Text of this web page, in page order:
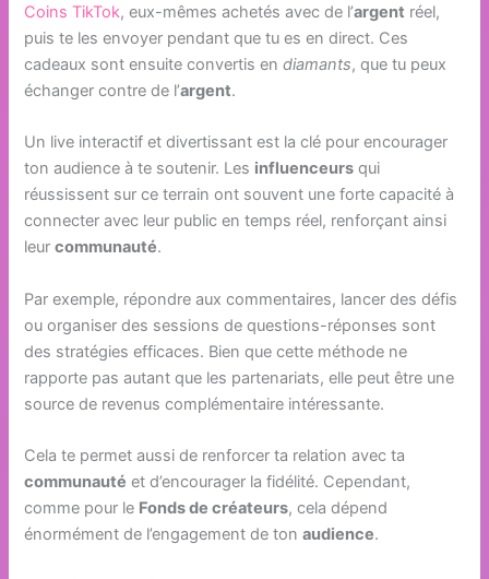
Coins TikTok, eux-mêmes achetés avec de l’argent réel,
puis te les envoyer pendant que tu es en direct. Ces
cadeaux sont ensuite convertis endiamants, que tu peux
échanger contre de l’argent.
Un live interactif et divertissant est la clé pour encourager
ton audience à te soutenir. Les influenceurs qui
réussissent sur ce terrain ont souvent une forte capacité à
connecter avec leur public en temps réel, renforçant ainsi
leurcommunauté.
Par exemple, répondre aux commentaires, lancer des défis
ou organiser des sessions de questions-réponses sont
des stratégies efficaces. Bien que cette méthode ne
rapporte pas autant que les partenariats, elle peut être une
source de revenus complémentaire intéressante.
Cela te permet aussi de renforcer ta relation avec ta
communauté et d’encourager la fidélité. Cependant,
comme pour le Fonds de créateurs, cela dépend
énormément de l’engagement de tonaudience.